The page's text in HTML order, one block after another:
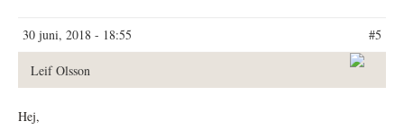
30 juni, 2018 - 18:55 #5
Leif Olsson
Hej,